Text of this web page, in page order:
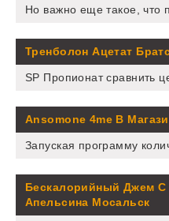
Но важно еще такое, что
Тренболон Ацетат
SP Пропионат сравнить
Ansomone 4me В
Запуская программу
Бескалорийный Джем
Апельсина Мосальск